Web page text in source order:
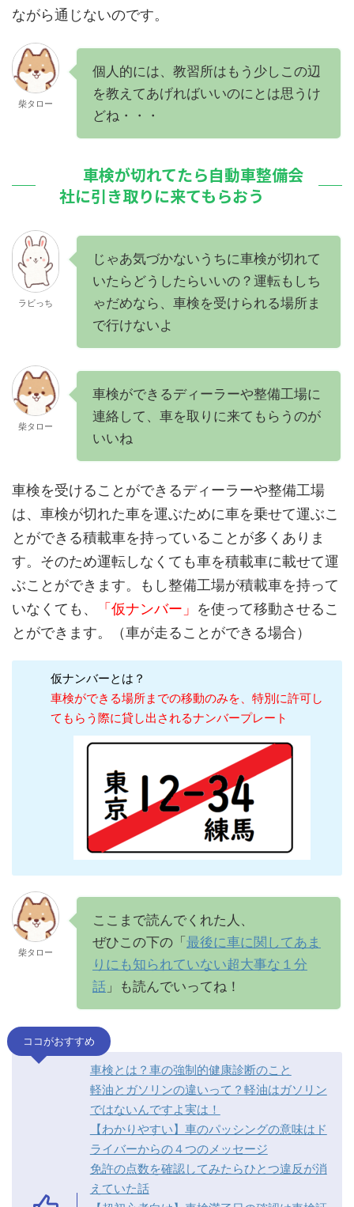
ながら通じないのです。
柴タロー
個人的には、教習所はもう少しこの辺
を教えてあげればいいのにとは思うけ
どね・・・
車検が切れてたら自動車整備会
社に引き取りに来てもらおう
ラビっち
じゃあ気づかないうちに車検が切れて
いたらどうしたらいいの？運転もしち
ゃだめなら、車検を受けられる場所ま
で行けないよ
柴タロー
車検ができるディーラーや整備工場に
連絡して、車を取りに来てもらうのが
いいね
車検を受けることができるディーラーや整備工場
は、車検が切れた車を運ぶために車を乗せて運ぶこ
とができる積載車を持っていることが多くありま
す。そのため運転しなくても車を積載車に載せて運
ぶことができます。もし整備工場が積載車を持って
いなくても、
「仮ナンバー」 を使って移動させるこ
とができます。（車が走ることができる場合）
仮ナンバーとは？
車検ができる場所までの移動のみを、特別に許可し
てもらう際に貸し出されるナンバープレート
柴タロー
ここまで読んでくれた人、
ぜひこの下の「最後に車に関してあま
りにも知られていない超大事な１分
話 」も読んでいってね！
ココがおすすめ
車検とは？車の強制的健康診断のこと
軽油とガソリンの違いって？軽油はガソリン
ではないんですよ実は！
【わかりやすい】車のパッシングの意味はド
ライバーからの４つのメッセージ
免許の点数を確認してみたらひとつ違反が消
えていた話